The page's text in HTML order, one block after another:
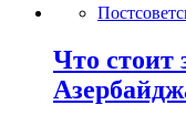
Что